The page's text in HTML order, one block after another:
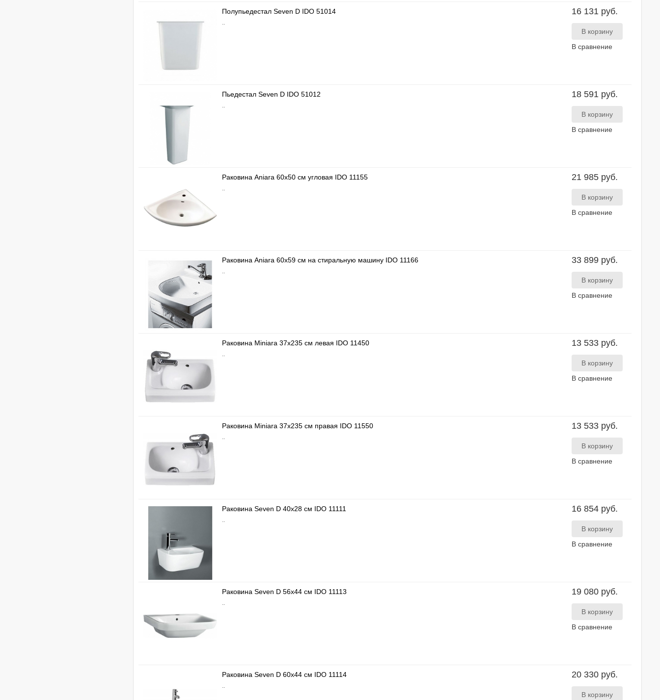
Полупьедестал Seven D IDO 51014
..
16 131 руб.
В сравнение
Пьедестал Seven D IDO 51012
..
18 591 руб.
В сравнение
Раковина Aniara 60x50 см угловая IDO 11155
..
21 985 руб.
В сравнение
Раковина Aniara 60x59 см на стиральную машину IDO 11166
..
33 899 руб.
В сравнение
Раковина Miniara 37x235 см левая IDO 11450
..
13 533 руб.
В сравнение
Раковина Miniara 37x235 см правая IDO 11550
..
13 533 руб.
В сравнение
Раковина Seven D 40x28 см IDO 11111
..
16 854 руб.
В сравнение
Раковина Seven D 56x44 см IDO 11113
..
19 080 руб.
В сравнение
Раковина Seven D 60x44 см IDO 11114
..
20 330 руб.